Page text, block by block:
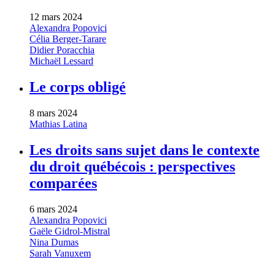
12 mars 2024
Alexandra Popovici
Célia Berger-Tarare
Didier Poracchia
Michaël Lessard
Le corps obligé
8 mars 2024
Mathias Latina
Les droits sans sujet dans le contexte
du droit québécois : perspectives
comparées
6 mars 2024
Alexandra Popovici
Gaële Gidrol-Mistral
Nina Dumas
Sarah Vanuxem